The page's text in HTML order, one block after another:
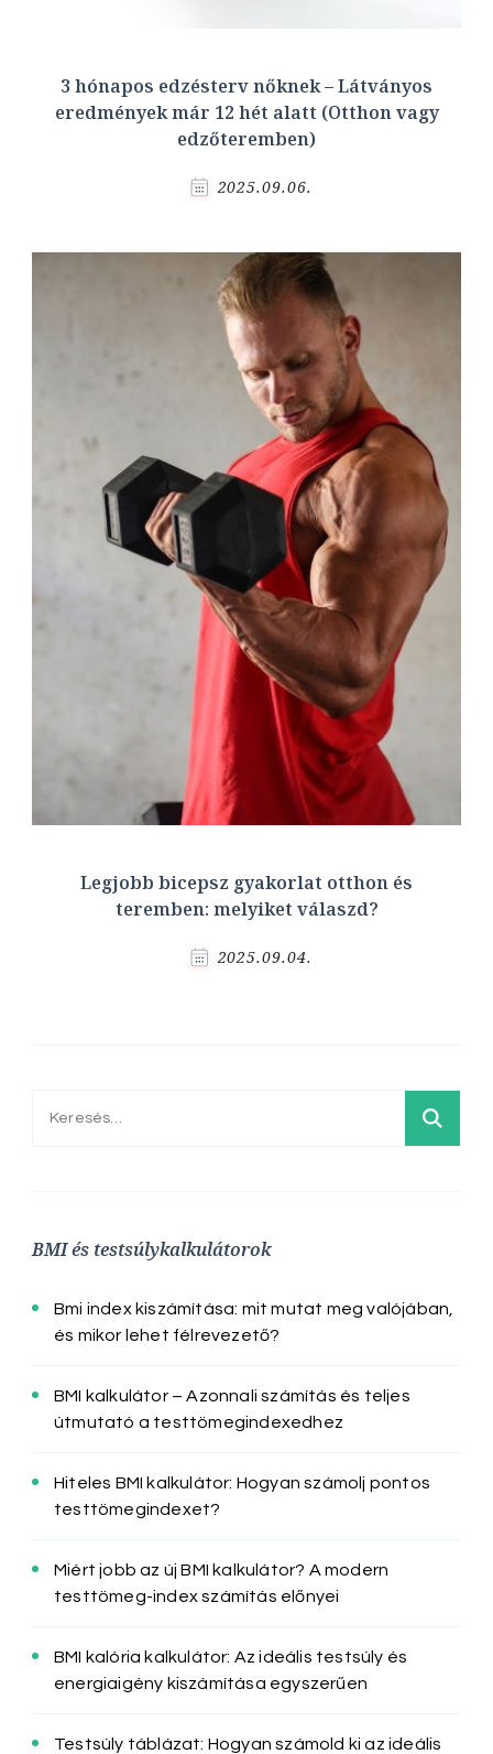
3 hónapos edzésterv nőknek – Látványos
eredmények már 12 hét alatt (Otthon vagy
edzőteremben)
2025.09.06.
Legjobb bicepsz gyakorlat otthon és
teremben: melyiket válaszd?
2025.09.04.
Keresés:
BMI és testsúlykalkulátorok
Bmi index kiszámítása: mit mutat meg valójában,
és mikor lehet félrevezető?
BMI kalkulátor – Azonnali számítás és teljes
útmutató a testtömegindexedhez
Hiteles BMI kalkulátor: Hogyan számolj pontos
testtömegindexet?
Miért jobb az új BMI kalkulátor? A modern
testtömeg-index számítás előnyei
BMI kalória kalkulátor: Az ideális testsúly és
energiaigény kiszámítása egyszerűen
Testsúly táblázat: Hogyan számold ki az ideális